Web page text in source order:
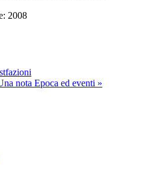
2008
nota Epoca ed eventi »